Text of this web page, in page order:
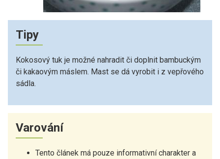
Tipy
Kokosový tuk je možné nahradit či doplnit bambuckým
či kakaovým máslem. Mast se dá vyrobit i z vepřového
sádla.
Varování
Tento článek má pouze informativní charakter a